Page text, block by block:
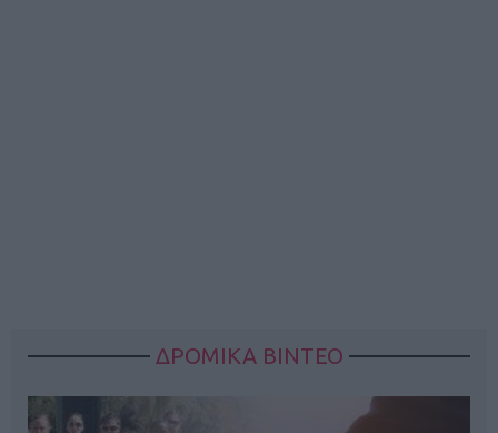
ΔΡΟΜΙΚΑ ΒΙΝΤΕΟ